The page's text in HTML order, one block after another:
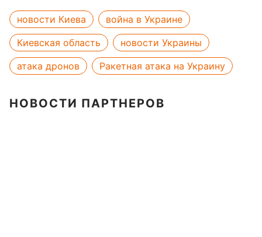
новости Киева
война в Украине
Киевская область
новости Украины
атака дронов
Ракетная атака на Украину
НОВОСТИ ПАРТНЕРОВ